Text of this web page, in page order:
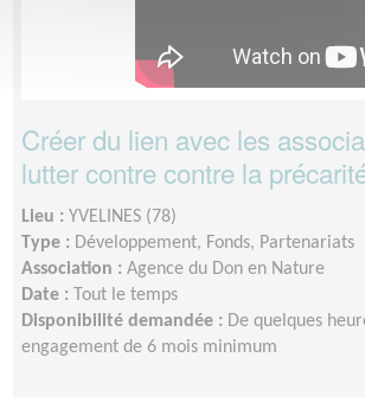
Créer du lien avec les
lutter contre contre la
Lieu : YVELINES (78)
Type : Développement, Fonds, Partenariats
Association : Agence du Don en Nature
Date :
Tout le temps
Disponibilité demandée : De quelques
engagement de 6 mois minimum